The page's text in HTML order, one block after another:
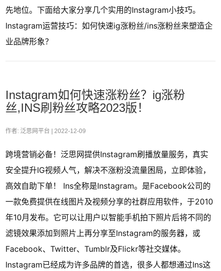
先地位。下面给大家分享几个实用的Instagram小技巧。
Instagram运营技巧：如何快速ig涨粉丝/ins涨粉丝来塑造企
业品牌形象？
Instagram如何快速涨粉丝？ig涨粉
丝,INS刷粉丝攻略2023版！
作者: 泛思网平台 | 2022-12-09
跨境营销必备！泛思网提供Instagram刷播放量服务，真实
安全提升IG视频人气，解决不涨粉没流量困局，立即体验，
高效自助下单！ Ins全称是Instagram。是Facebook公司的
一款免费提供在线图片及视频分享的社群应用软件，于2010
年10月发布。它可以让用户以智能手机拍下照片后将不同的
滤镜效果添加到照片上再分享至Instagram的服务器，或
Facebook、Twitter、Tumblr及Flickr等社交媒体。
Instagram已经成为许多品牌的首选，很多人都想通过Ins这